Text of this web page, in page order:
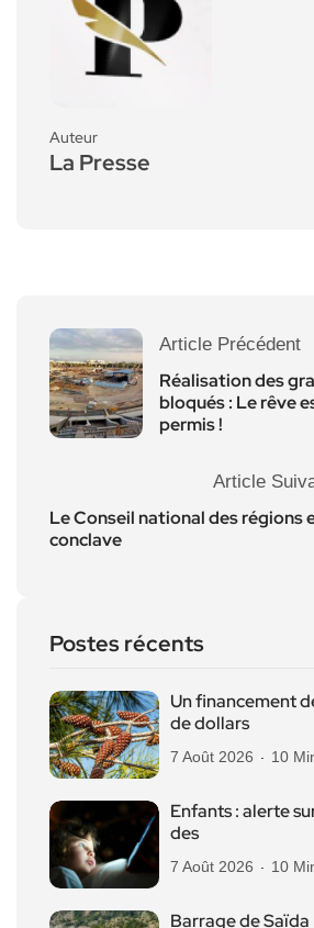
Auteur
La Presse
Article Précédent
Réalisation des
bloqués : Le rêve
permis !
Article
Le Conseil national des régions
conclave
Postes récents
Un financement
de dollars
7 Août 2026 10
Enfants : alerte
des
7 Août 2026 10
Barrage de Saïda